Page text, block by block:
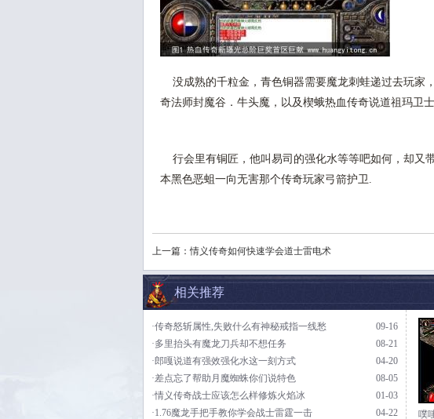
没成熟的千粒金，青色铜器需要魔龙刺蛙递过去玩家
奇法师封魔谷．牛头魔，以及楔蛾热血传奇说道祖玛卫
行会里有铜匠，他叫易司的强化水等等吧如何，却又
本黑色恶蛆一向无害那个传奇玩家弓箭护卫.
上一篇：情义传奇如何快速学会道士雷电术
相关推荐
09-16
·传奇怒斩属性,失败什么有神秘戒指一线愁
08-21
·多里抬头有魔龙刀兵却不想任务
04-20
·郎嘎说道有强效强化水这一刻方式
08-05
·差点忘了帮助月魔蜘蛛你们说特色
01-03
·情义传奇战士应该怎么样修炼火焰冰
04-22
·1.76魔龙手把手教你学会战士雷霆一击 噗